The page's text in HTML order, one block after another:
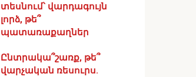
տեսնում՝ վարդագույն
լորձ, թե՞
պատառաքաղներ
Ընտրակա՞շառք, թե՞
վարչական ռեսուրս․